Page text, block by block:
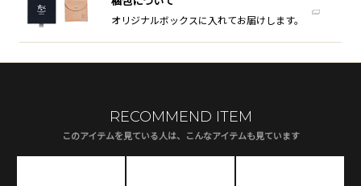
オリジナルボックスに入れてお届けします。
RECOMMEND ITEM
このアイテムを見ている人は、こんなアイテムも見ています